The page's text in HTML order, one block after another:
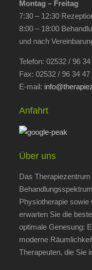
Montag – Freitag
7:30 – 12:30
8:00 – 18:00
und nach
Telefon: 02532 / 96 34
Fax: 02532 / 96 34 47
E-mail:
Anfahrt
Über uns
Das
Physiotherapie
erwarten Sie die
optimale Genesung:
moderne
Therapeuten, die Sie